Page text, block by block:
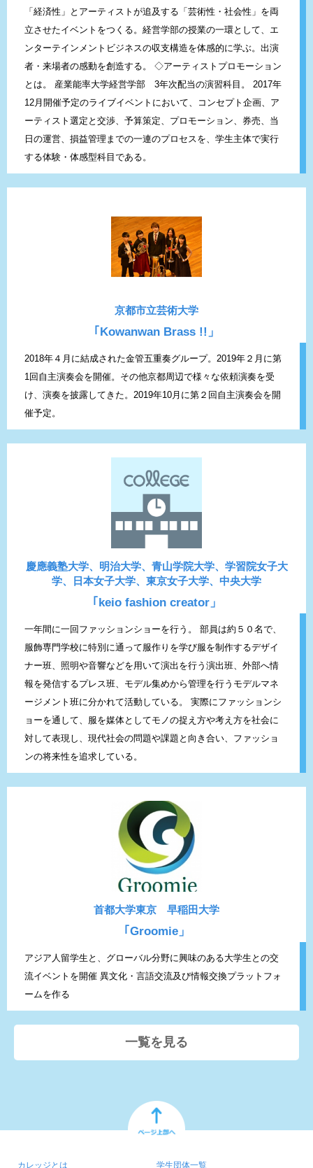
「経済性」とアーティストが追及する「芸術性・社会性」を両
立させたイベントをつくる。経営学部の授業の一環として、エ
ンターテインメントビジネスの収支構造を体感的に学ぶ。出演
者・来場者の感動を創造する。 ◇アーティストプロモーション
とは。 産業能率大学経営学部 3年次配当の演習科目。 2017年
12月開催予定のライブイベントにおいて、コンセプト企画、ア
ーティスト選定と交渉、予算策定、プロモーション、券売、当
日の運営、損益管理までの一連のプロセスを、学生主体で実行
する体験・体感型科目である。
京都市立芸術大学
｢Kowanwan Brass !!」
2018年４月に結成された金管五重奏グループ。2019年２月に第
1回自主演奏会を開催。その他京都周辺で様々な依頼演奏を受
け、演奏を披露してきた。2019年10月に第２回自主演奏会を開
催予定。
慶應義塾大学、明治大学、青山学院大学、学習院女子大
学、日本女子大学、東京女子大学、中央大学
｢keio fashion creator」
一年間に一回ファッションショーを行う。 部員は約５０名で、
服飾専門学校に特別に通って服作りを学び服を制作するデザイ
ナー班、照明や音響などを用いて演出を行う演出班、外部へ情
報を発信するプレス班、モデル集めから管理を行うモデルマネ
ージメント班に分かれて活動している。 実際にファッションシ
ョーを通して、服を媒体としてモノの捉え方や考え方を社会に
対して表現し、現代社会の問題や課題と向き合い、ファッショ
ンの将来性を追求している。
首都大学東京 早稲田大学
｢Groomie」
アジア人留学生と、グローバル分野に興味のある大学生との交
流イベントを開催 異文化・言語交流及び情報交換プラットフォ
ームを作る
一覧を見る
カレッジとは 学生団体一覧